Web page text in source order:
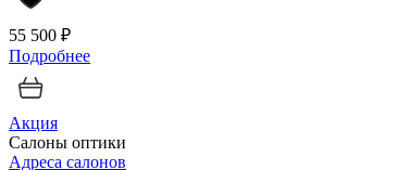
55 500 ₽
Подробнее
Акция
Салоны оптики
Адреса салонов